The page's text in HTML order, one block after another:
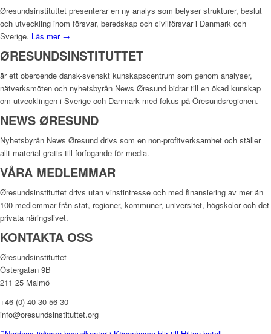
Øresundsinstituttet presenterar en ny analys som belyser strukturer, beslut
och utveckling inom försvar, beredskap och civilförsvar i Danmark och
Sverige. Läs mer →
ØRESUNDSINSTITUTTET
är ett oberoende dansk-svenskt kunskapscentrum som genom analyser,
nätverksmöten och nyhetsbyrån News Øresund bidrar till en ökad kunskap
om utvecklingen i Sverige och Danmark med fokus på Öresundsregionen.
NEWS ØRESUND
Nyhetsbyrån News Øresund drivs som en non-profitverksamhet och ställer
allt material gratis till förfogande för media.
VÅRA MEDLEMMAR
Øresundsinstituttet drivs utan vinst­intresse och med finansiering av mer än
100 medlemmar från stat, regioner, kommuner, universitet, högskolor och det
privata näringslivet.
KONTAKTA OSS
Øresundsinstituttet
Östergatan 9B
211 25 Malmö
+46 (0) 40 30 56 30
info@oresundsinstituttet.org